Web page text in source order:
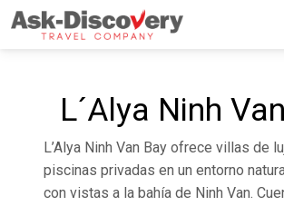
L´Alya Ninh
L’Alya Ninh Van Bay ofrece villas de
piscinas privadas en un entorno
con vistas a la bahía de Ninh Van.